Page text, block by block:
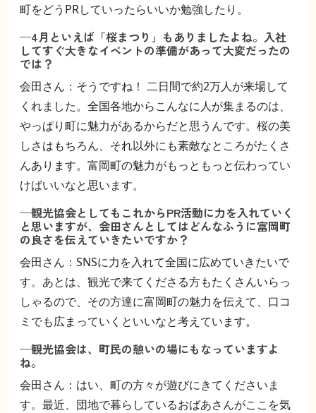
町をどうPRしていったらいいか勉強したり。
—4月といえば「桜まつり」もありましたよね。入社
してすぐ大きなイベントの準備があって大変だったの
では？
会田さん：そうですね！ 二日間で約2万人が来場して
くれました。全国各地からこんなに人が集まるのは、
やっぱり町に魅力があるからだと思うんです。桜の美
しさはもちろん、それ以外にも素敵なところがたくさ
んあります。富岡町の魅力がもっともっと伝わってい
けばいいなと思います。
—観光協会としてもこれからPR活動に力を入れていく
と思いますが、会田さんとしてはどんなふうに富岡町
の良さを伝えていきたいですか？
会田さん：SNSに力を入れて全国に広めていきたいで
す。あとは、観光で来てくださる方もたくさんいらっ
しゃるので、その方達に富岡町の魅力を伝えて、口コ
ミでも広まっていくといいなと考えています。
—観光協会は、町民の憩いの場にもなっていますよ
ね。
会田さん：はい、町の方々が遊びにきてくださいま
す。最近、団地で暮らしているおばあさんがここを気